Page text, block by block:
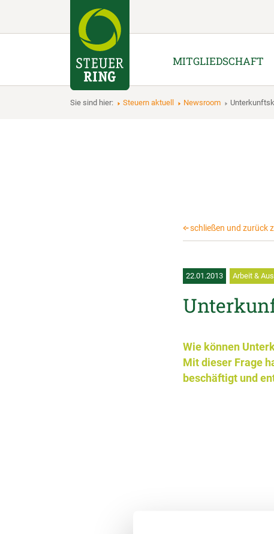
MITGLIEDSCHAFT
Sie sind hier: Steuern aktuell Newsroom
schließen und zurück
22.01.2013 Arbeit &
Wie können
Mit dieser Frage
beschäftigt und